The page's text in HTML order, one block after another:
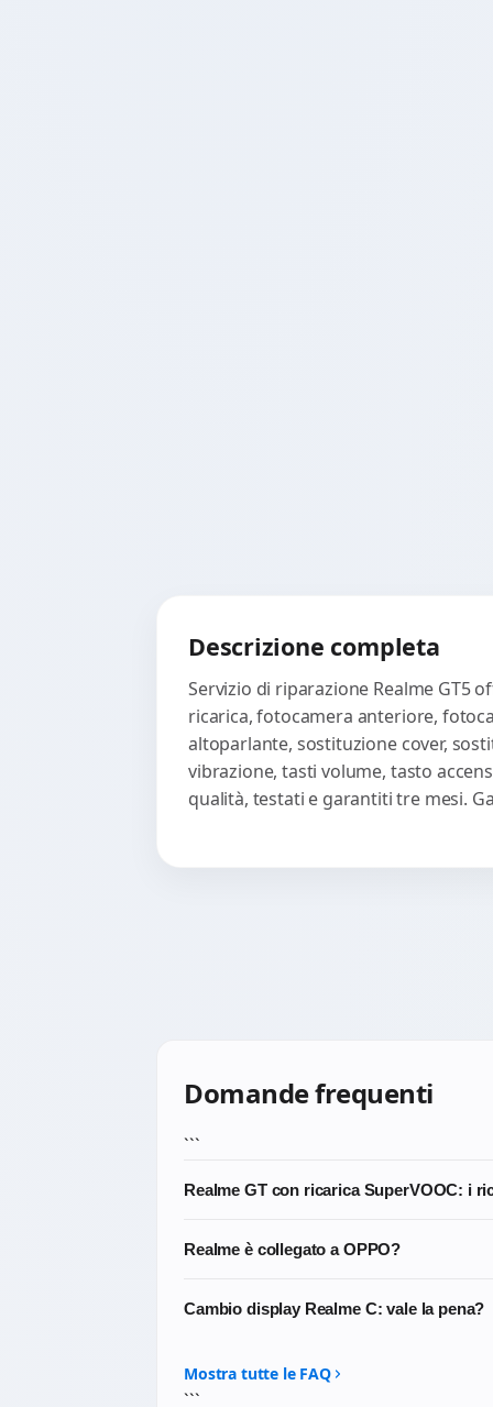
Descrizione completa
Servizio di riparazione Realme GT5
ricarica, fotocamera anteriore,
altoparlante, sostituzione cover,
vibrazione, tasti volume, tasto
qualità, testati e garantiti tre mesi.
Domande frequenti
```
Realme GT con ricarica SuperVOOC: i
performanti.
Realme è collegato a OPPO?
SuperVOOC) ma ha propria gestione,
Cambio display Realme C: vale la pena?
senso. Scrivici per un consiglio
Mostra tutte le FAQ
```